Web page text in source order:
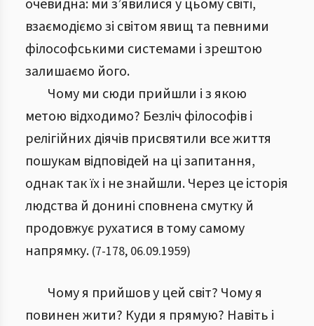
очевидна: ми з’явилися у цьому світі,
взаємодіємо зі світом явищ та певними
філософськими системами і зрештою
залишаємо його.
Чому ми сюди прийшли і з якою
метою відходимо? Безліч філософів і
релігійних діячів присвятили все життя
пошукам відповідей на ці запитання,
однак так їх і не знайшли. Через це історія
людства й донині сповнена смутку й
продовжує рухатися в тому самому
напрямку. (7-178, 06.09.1959)
Чому я прийшов у цей світ? Чому я
повинен жити? Куди я прямую? Навіть і